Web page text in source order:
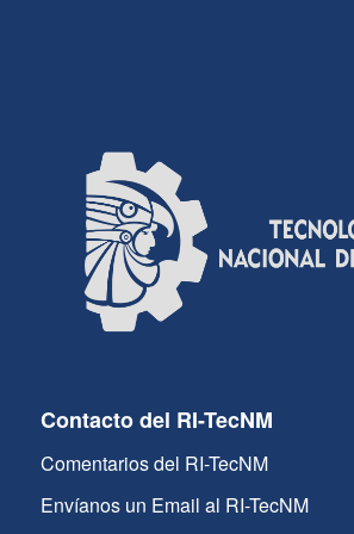
Contacto del RI-TecNM
Comentarios del RI-TecNM
Envíanos un Email al RI-TecNM